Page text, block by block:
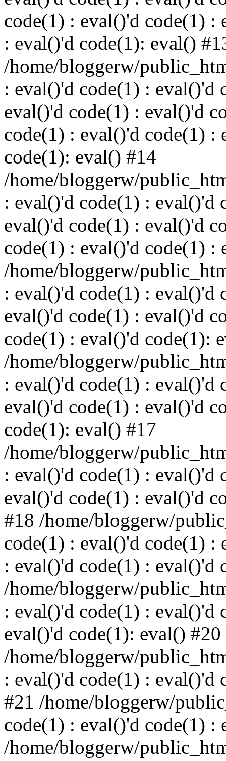
code(1) : eval()'d code(1) :
: eval()'d code(1): eval()
/home/bloggerw/
: eval()'d code(1) : eval()'d
eval()'d code(1) : eval()'d
code(1) : eval()'d code(1) :
code(1): eval() #14
/home/bloggerw/
: eval()'d code(1) : eval()'d
eval()'d code(1) : eval()'d
code(1) : eval()'d code(1) :
/home/bloggerw/
: eval()'d code(1) : eval()'d
eval()'d code(1) : eval()'d
code(1) : eval()'d code(1):
/home/bloggerw/
: eval()'d code(1) : eval()'d
eval()'d code(1) : eval()'d
code(1): eval() #17
/home/bloggerw/
: eval()'d code(1) : eval()'d
eval()'d code(1) : eval()'d
#18 /home/bloggerw/
code(1) : eval()'d code(1) :
: eval()'d code(1) : eval()'d
/home/bloggerw/
: eval()'d code(1) : eval()'d
eval()'d code(1): eval() #20
/home/bloggerw/
: eval()'d code(1) : eval()'d
#21 /home/bloggerw/
code(1) : eval()'d code(1) :
/home/bloggerw/